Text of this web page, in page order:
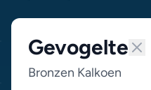
Gevogelte
Bronzen Kalkoen